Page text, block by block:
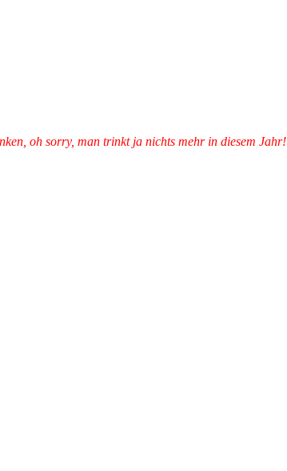
oh sorry, man trinkt ja nichts mehr in diesem Jahr!